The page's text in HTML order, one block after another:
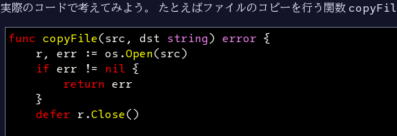
実際のコードで考えてみよう。 たとえばファイルのコピーを行う関数
func copyFile(src , dst string) error {
r , err := os .Open(src)
if err != nil {
return err
}
defer r .Close()